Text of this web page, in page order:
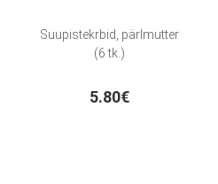
Suupistekrbid, pärlmutter
(6 tk.)
5.80€